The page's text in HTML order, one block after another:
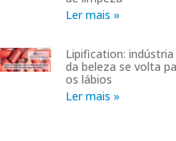
Ler mais »
Lipification: indústria
da beleza se volta
os lábios
Ler mais »